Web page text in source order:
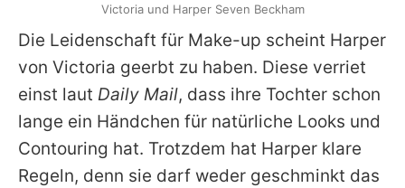
Die Leidenschaft für Make-up scheint Harper
von Victoria geerbt zu haben. Diese verriet
einst laut Daily Mail, dass ihre Tochter schon
lange ein Händchen für natürliche Looks und
Contouring hat. Trotzdem hat Harper klare
Regeln, denn sie darf weder geschminkt das
Victoria und Harper Seven Beckham